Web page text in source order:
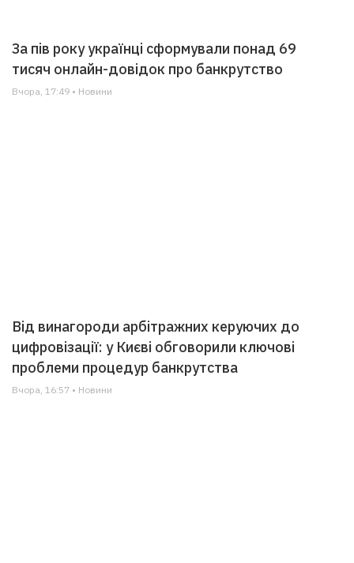
За пів року українці сформували понад 69
тисяч онлайн-довідок про банкрутство
Вчора, 17:49 • Новини
Від винагороди арбітражних керуючих до
цифровізації: у Києві обговорили ключові
проблеми процедур банкрутства
Вчора, 16:57 • Новини